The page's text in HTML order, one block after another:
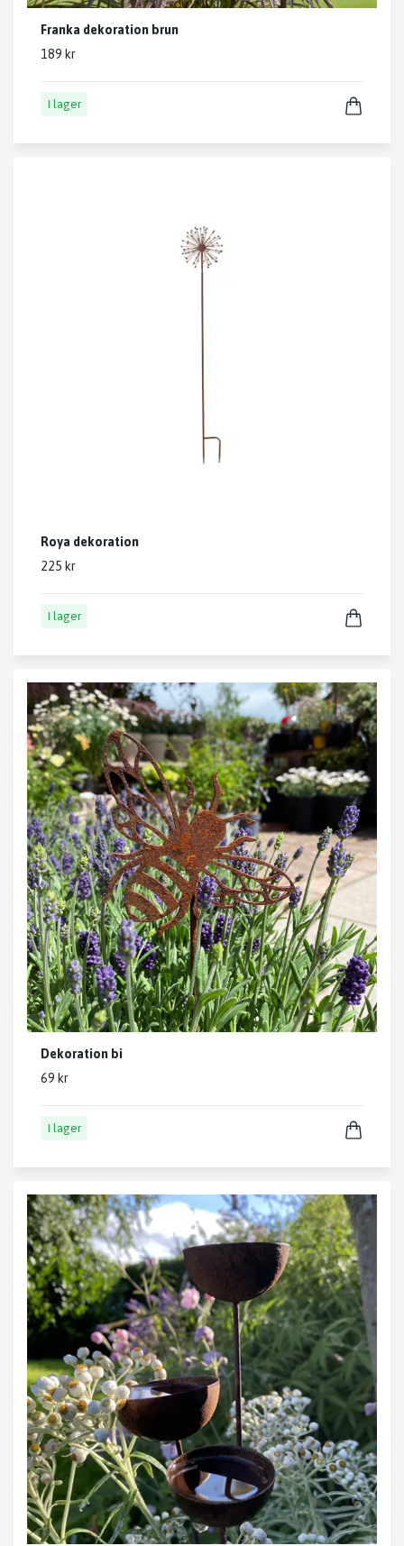
Franka dekoration brun
189 kr
I lager
Roya dekoration
225 kr
I lager
Dekoration bi
69 kr
I lager